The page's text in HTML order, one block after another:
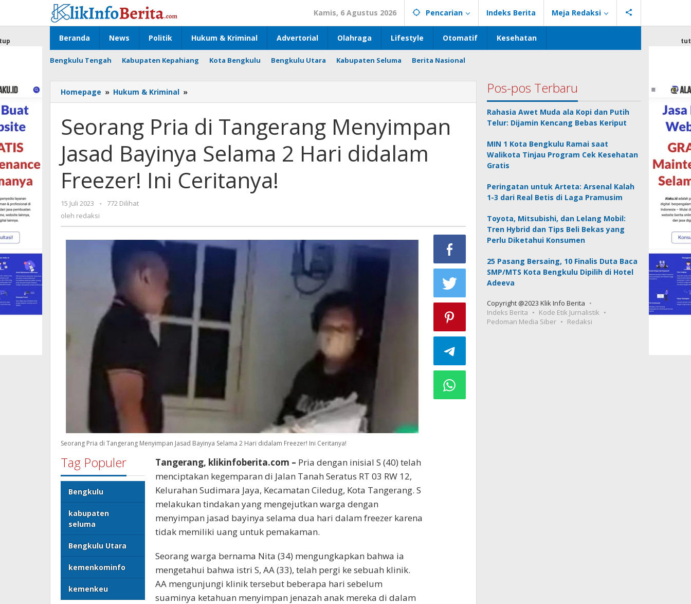
konten
Kamis, 6 Agustus 2026 Pencarian Indeks Berita Meja Redaksi
Beranda News Politik Hukum & Kriminal Advertorial Olahraga Lifestyle Otomatif Kesehatan
Bengkulu Tengah Kabupaten Kepahiang Kota Bengkulu Bengkulu Utara Kabupaten Seluma Berita Nasional
Homepage » Hukum & Kriminal »
Pria
Tangerang
Menyimpan
Jasad
Bayinya
2
Hari
Seorang Pria di Tangerang Menyimpan
Jasad Bayinya Selama 2 Hari didalam
Freezer! Ini Ceritanya!
15 Juli 2023
oleh
redaksi
-
772 Dilihat
oleh redaksi
Seorang Pria di Tangerang Menyimpan Jasad Bayinya Selama 2 Hari didalam Freezer! Ini Ceritanya!
Tag Populer
Bengkulu
kabupaten
seluma
Bengkulu Utara
kemenkominfo
kemenkeu
Tangerang, klikinfoberita.com – Pria dengan inisial S (40) telah
menciptakan kegemparan di Jalan Tanah Seratus RT 03 RW 12,
Kelurahan Sudimara Jaya, Kecamatan Ciledug, Kota Tangerang. S
melakukan tindakan yang mengejutkan warga dengan
menyimpan jasad bayinya selama dua hari dalam freezer karena
tidak memiliki uang untuk pemakaman.
Seorang warga bernama Nita (34) mengungkapkan bahwa ia
mengetahui bahwa istri S, AA (33), telah pergi ke sebuah klinik.
AA mengunjungi klinik tersebut beberapa hari sebelum
suaminya ketahuan menyimpan jenazah anak mereka di dalam
Pos-pos Terbaru
Rahasia Awet Muda ala Kopi dan Putih
Telur: Dijamin Kencang Bebas Keriput
MIN 1 Kota Bengkulu Ramai saat
Walikota Tinjau Program Cek Kesehatan
Gratis
Peringatan untuk Arteta: Arsenal Kalah
1-3 dari Real Betis di Laga Pramusim
Toyota, Mitsubishi, dan Lelang Mobil:
Tren Hybrid dan Tips Beli Bekas yang
Perlu Diketahui Konsumen
25 Pasang Bersaing, 10 Finalis Duta Baca
SMP/MTS Kota Bengkulu Dipilih di Hotel
Adeeva
Copyright @2023 Klik Info Berita
Indeks Berita
Kode Etik Jurnalistik
Pedoman Media Siber
Redaksi